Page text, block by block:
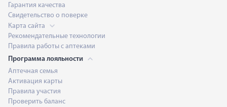
Гарантия качества
Свидетельство о поверке
Карта сайта
Рекомендательные технологии
Правила работы с аптеками
Программа лояльности
Аптечная семья
Активация карты
Правила участия
Проверить баланс